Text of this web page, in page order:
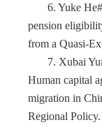
6. Yuke
pension
from a Quasi-
7. Xubai
Human capital
migration in
Regional Policy.